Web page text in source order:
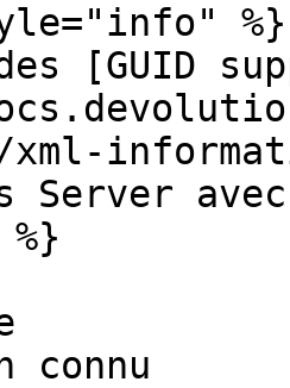
%}
[GUID
xml-
Server
connu